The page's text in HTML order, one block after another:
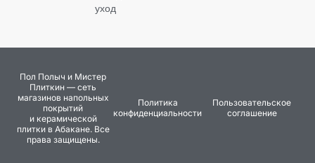
уход
Пол Полыч и Мистер
Плиткин — сеть
магазинов напольных
покрытий
и керамической
плитки в Абакане. Все
права защищены.
Политика
конфиденциальности
Пользовательское
соглашение